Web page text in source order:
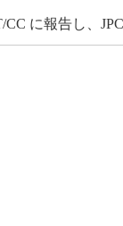
に報告し、